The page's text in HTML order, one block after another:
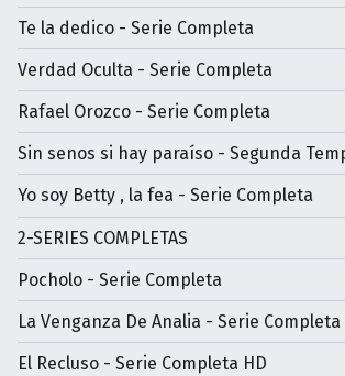
Te la dedico - Serie Completa
Verdad Oculta - Serie Completa
Rafael Orozco - Serie Completa
Sin senos si hay paraíso - Segunda
Yo soy Betty , la fea - Serie Completa
2-SERIES COMPLETAS
Pocholo - Serie Completa
La Venganza De Analia - Serie Completa
El Recluso - Serie Completa HD